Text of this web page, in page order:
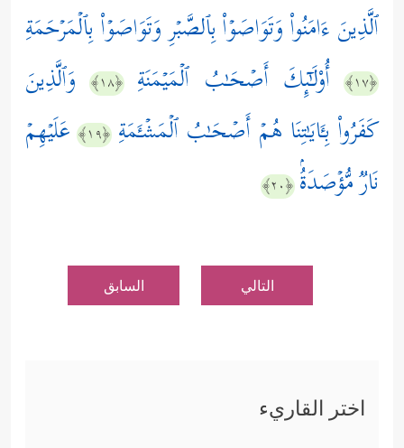
ٱلَّذِینَ ءَامَنُواْ وَتَوَاصَوۡاْ بِٱلصَّبۡرِ وَتَوَاصَوۡاْ بِٱلۡمَرۡحَمَةِ
﴿١٧﴾ أُوْلَـٰۤىِٕكَ أَصۡحَـٰبُ ٱلۡمَیۡمَنَةِ ﴿١٨﴾
وَٱلَّذِینَ
كَفَرُواْ بِـَٔایَـٰتِنَا هُمۡ أَصۡحَـٰبُ ٱلۡمَشۡـَٔمَةِ ﴿١٩﴾
عَلَیۡهِمۡ
نَارࣱ مُّؤۡصَدَةُۢ ﴿٢٠﴾
التالي السابق
اختر القاريء